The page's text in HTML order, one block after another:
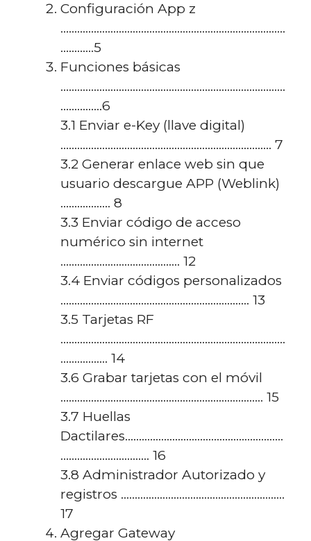
Configuración App z
………………………………………………………………………
…………5
Funciones básicas
………………………………………………………………………
……………6
3.1 Enviar e-Key (llave digital)
…………………………………………………………………. 7
3.2 Generar enlace web sin que
usuario descargue APP (Weblink)
……………… 8
3.3 Enviar código de acceso
numérico sin internet
……………………………………. 12
3.4 Enviar códigos personalizados
………………………………………………………….. 13
3.5 Tarjetas RF
………………………………………………………………………
…………….. 14
3.6 Grabar tarjetas con el móvil
………………………………………………………………. 15
3.7 Huellas
Dactilares…………………………………………………
………………………….. 16
3.8 Administrador Autorizado y
registros …………………………………………………..
17
Agregar Gateway